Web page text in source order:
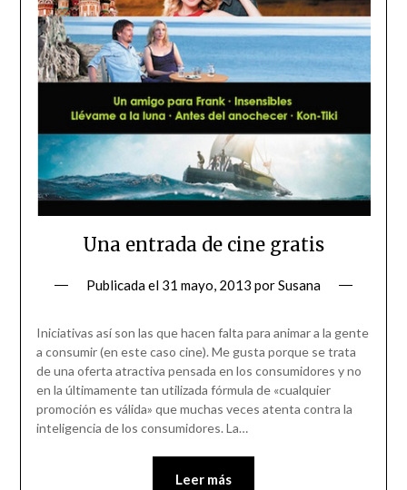
Una entrada de cine gratis
Publicada el 31 mayo, 2013 porSusana
Iniciativas así son las que hacen falta para animar a la gente
a consumir (en este caso cine). Me gusta porque se trata
de una oferta atractiva pensada en los consumidores y no
en la últimamente tan utilizada fórmula de «cualquier
promoción es válida» que muchas veces atenta contra la
inteligencia de los consumidores. La…
Leer más